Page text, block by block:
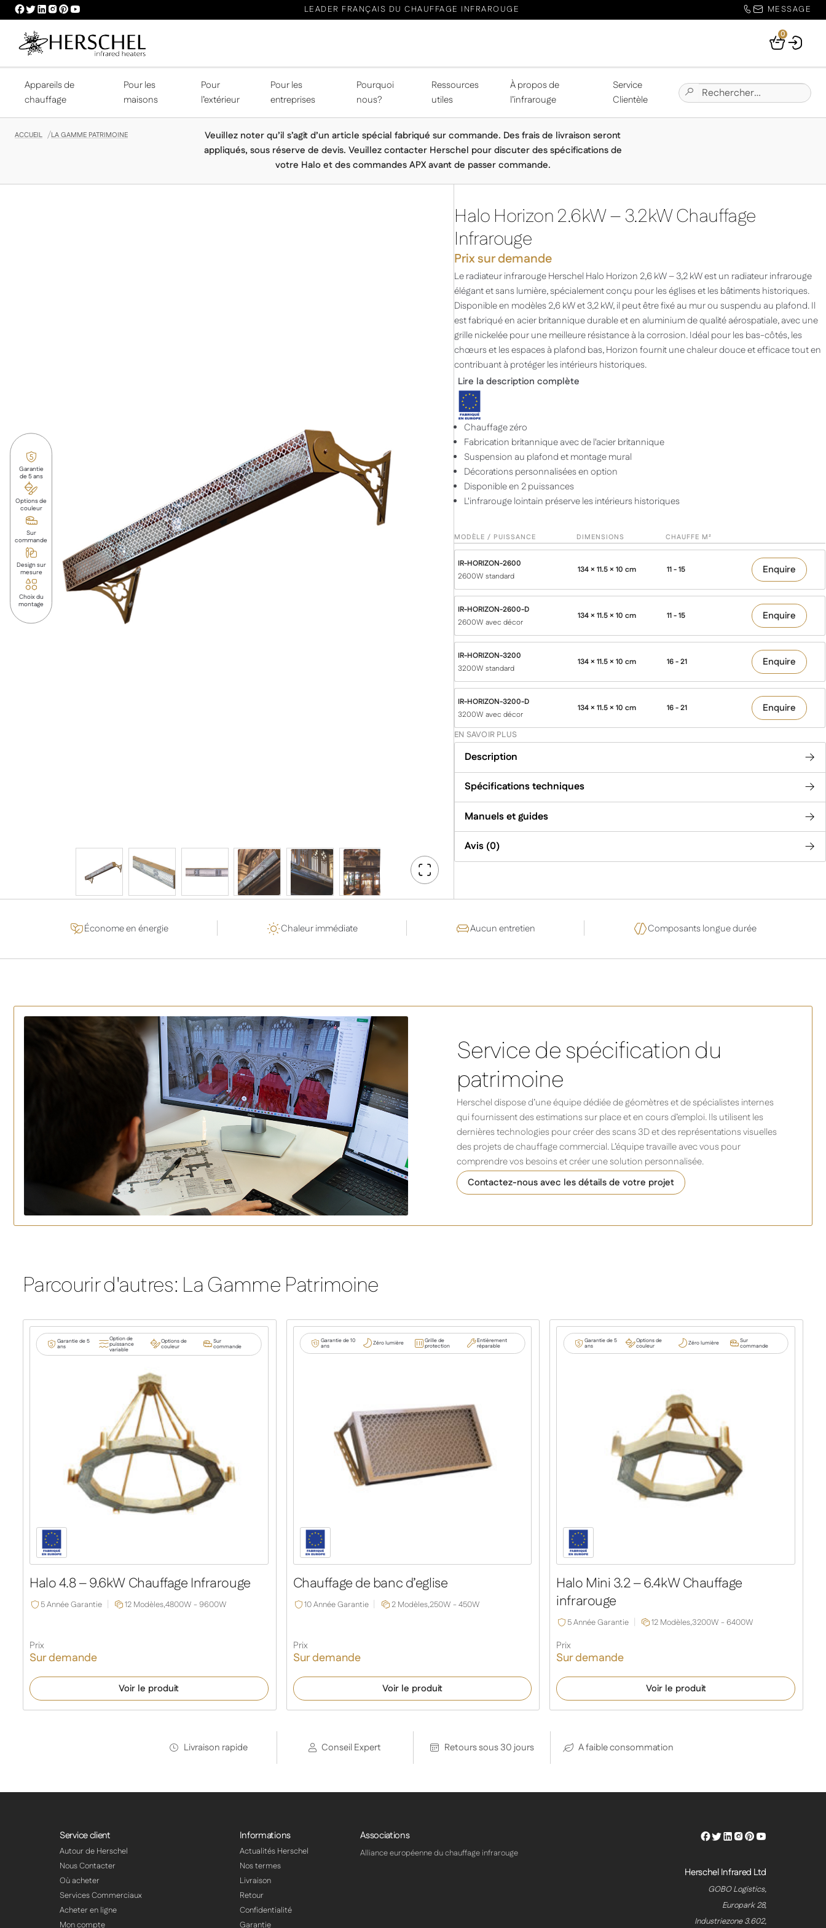
HERSCHEL
FACEBOOK
PROFILE
HERSCHEL
TWITTER
PROFILE
HERSCHEL
LINKEDIN
HERSCHEL
INSTAGRAM
HERSCHEL
PINTEREST
HERSCHEL
YOUTUBE
LEADER FRANÇAIS DU CHAUFFAGE INFRAROUGE MESSAGE
Your
0
Appareils de
chauffage
Pour les
maisons
Pour
l’extérieur
Pour les
entreprises
Pourquoi
nous?
Ressources
utiles
À propos de
l’infrarouge
Service
Clientèle
Submit
Chercher:
ACCUEIL LA GAMME PATRIMOINE
Veuillez noter qu’il s’agit d’un article spécial fabriqué sur commande. Des frais de livraison seront
appliqués, sous réserve de devis. Veuillez contacter Herschel pour discuter des spécifications de
votre Halo et des commandes APX avant de passer commande.
Go
Garantie
de 5 ans
Options de
couleur
Sur
commande
Design sur
mesure
Choix du
montage
Halo Horizon 2.6kW – 3.2kW Chauffage
Infrarouge
Prix sur demande
Le radiateur infrarouge Herschel Halo Horizon 2,6 kW – 3,2 kW est un radiateur infrarouge
élégant et sans lumière, spécialement conçu pour les églises et les bâtiments historiques.
Disponible en modèles 2,6 kW et 3,2 kW, il peut être fixé au mur ou suspendu au plafond. Il
est fabriqué en acier britannique durable et en aluminium de qualité aérospatiale, avec une
grille nickelée pour une meilleure résistance à la corrosion. Idéal pour les bas-côtés, les
chœurs et les espaces à plafond bas, Horizon fournit une chaleur douce et efficace tout en
contribuant à protéger les intérieurs historiques.
Lire la description complète
Chauffage zéro
Fabrication britannique avec de l'acier britannique
Suspension au plafond et montage mural
Décorations personnalisées en option
Disponible en 2 puissances
L'infrarouge lointain préserve les intérieurs historiques
MODÈLE / PUISSANCE DIMENSIONS CHAUFFE M²
IR-HORIZON-2600
2600W standard
134 × 11.5 × 10 cm 11 - 15 Enquire
IR-HORIZON-2600-D
2600W avec décor
134 × 11.5 × 10 cm 11 - 15 Enquire
IR-HORIZON-3200
3200W standard
134 × 11.5 × 10 cm 16 - 21 Enquire
IR-HORIZON-3200-D
3200W avec décor
134 × 11.5 × 10 cm 16 - 21 Enquire
EN SAVOIR PLUS
Description
Spécifications techniques
Manuels et guides
Avis (0)
Économe en énergie Chaleur immédiate Aucun entretien Composants longue durée
Service de spécification du
patrimoine
Herschel dispose d’une équipe dédiée de géomètres et de spécialistes internes
qui fournissent des estimations sur place et en cours d’emploi. Ils utilisent les
dernières technologies pour créer des scans 3D et des représentations visuelles
des projets de chauffage commercial. L’équipe travaille avec vous pour
comprendre vos besoins et créer une solution personnalisée.
Contactez-nous avec les détails de votre projet
Parcourir d'autres: La Gamme Patrimoine
Garantie de 5
ans
Option de
puissance
variable
Options de
couleur
Sur
commande
Halo 4.8 – 9.6kW Chauffage Infrarouge
5 Année Garantie 12 Modèles,4800W - 9600W
Prix
Sur demande
Voir le produit
Garantie de 10
ans Zéro lumière Grille de
protection
Entièrement
réparable
Chauffage de banc d’eglise
10 Année Garantie 2 Modèles,250W - 450W
Prix
Sur demande
Voir le produit
Garantie de 5
ans
Options de
couleur Zéro lumière Sur
commande
Halo Mini 3.2 – 6.4kW Chauffage
infrarouge
5 Année Garantie 12 Modèles,3200W - 6400W
Prix
Sur demande
Voir le produit
Livraison rapide Conseil Expert Retours sous 30 jours A faible consommation
Service client
Autour de Herschel
Nous Contacter
Où acheter
Services Commerciaux
Acheter en ligne
Mon compte
Informations
Actualités Herschel
Nos termes
Livraison
Retour
Confidentialité
Garantie
Associations
Alliance européenne du chauffage infrarouge
Herschel
Herschel
Herschel
Herschel
Herschel
Herschel
Herschel Infrared Ltd
GOBO Logistics,
Europark 28,
Industriezone 3.602,